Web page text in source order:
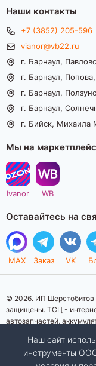
Наши контакты
+7 (3852) 205-596
vianor@vb22.ru
г. Барнаул,
г. Барнаул,
г. Барнаул,
г. Барнаул,
г. Бийск, Михаила
Мы на
Ivanor WB
Оставайтесь на
MAX Заказ VK
© 2026. ИП Шерстобитов
защищены. ТСЦ -
автозапчастей,
информационный
стоимости,
Наш сайт
инструменты